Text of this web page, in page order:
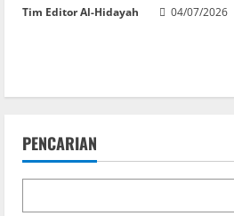
Tim Editor Al-Hidayah 04/07/2026
PENCARIAN